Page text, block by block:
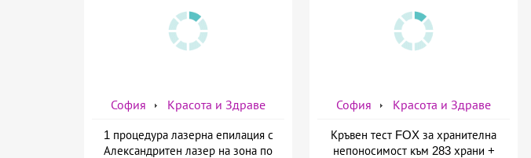
София Красота и Здраве
1 процедура лазерна епилация с
Александритен лазер на зона по
София Красота и Здраве
Кръвен тест FOX за хранителна
непоносимост към 283 храни +